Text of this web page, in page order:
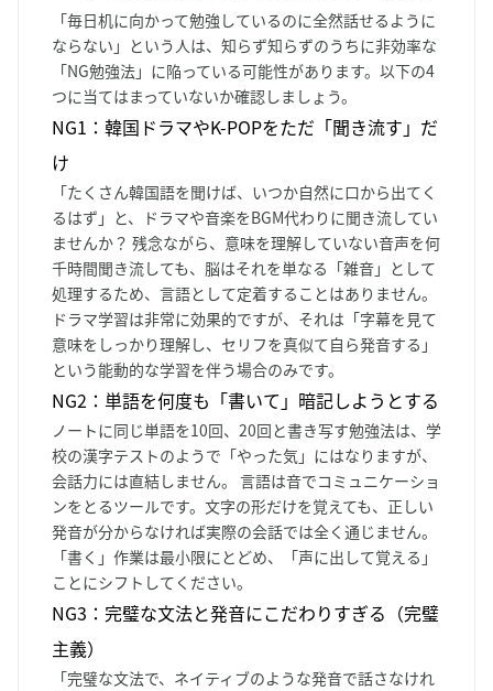
「毎日机に向かって勉強しているのに全然話せるように
ならない」という人は、知らず知らずのうちに非効率な
「NG勉強法」に陥っている可能性があります。以下の4
つに当てはまっていないか確認しましょう。
NG1：韓国ドラマやK-POPをただ「聞き流す」だ
け
「たくさん韓国語を聞けば、いつか自然に口から出てく
るはず」と、ドラマや音楽をBGM代わりに聞き流してい
ませんか？ 残念ながら、意味を理解していない音声を何
千時間聞き流しても、脳はそれを単なる「雑音」として
処理するため、言語として定着することはありません。
ドラマ学習は非常に効果的ですが、それは「字幕を見て
意味をしっかり理解し、セリフを真似て自ら発音する」
という能動的な学習を伴う場合のみです。
NG2：単語を何度も「書いて」暗記しようとする
ノートに同じ単語を10回、20回と書き写す勉強法は、学
校の漢字テストのようで「やった気」にはなりますが、
会話力には直結しません。 言語は音でコミュニケーショ
ンをとるツールです。文字の形だけを覚えても、正しい
発音が分からなければ実際の会話では全く通じません。
「書く」作業は最小限にとどめ、「声に出して覚える」
ことにシフトしてください。
NG3：完璧な文法と発音にこだわりすぎる（完璧
主義）
「完璧な文法で、ネイティブのような発音で話さなけれ